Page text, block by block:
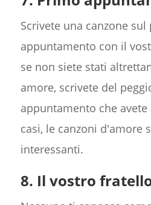
Scrivete una canzone sul
appuntamento con il
se non siete stati
amore, scrivete del
appuntamento che
casi, le canzoni d'amore
interessanti.
8. Il vostro